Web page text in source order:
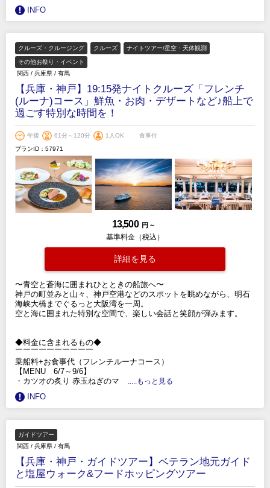
INFO
クルーズ・クルージング クルーズ ナイトツアー/星空・天体観測
その他お祭り・イベント
関西 / 兵庫県 / 有馬
【兵庫・神戸】19:15発ナイトクルーズ「フレンチ
(ルーナ)コース」鮮魚・お肉・デザートなど♪船上で
過ごす特別な時間を！
午後 61分～120分 1人OK
食事付
プランID：57971
13,500 円 ～
基準料金（税込）
詳細を見る
〜青空と蒼海に囲まれひとときの船旅へ〜
神戸の町並みと山々、神戸空港などのスポットを眺めながら、明石
海峡大橋までぐるっと大阪湾を一周。
空と海に囲まれた特別な空間で、楽しい会話と笑顔が弾みます。
◆料金に含まれるもの◆
￣￣￣￣￣￣￣￣￣￣
乗船料+お食事代（フレンチルーナコース）
【MENU 6/7～9/6】
・カツオの炙り 赤玉ねぎのマ
.....もっと見る
INFO
ガイドツアー
関西 / 兵庫県 / 有馬
【兵庫・神戸・ガイドツアー】ベテラン地元ガイド
と塩屋ウォーク&フードホッピングツアー